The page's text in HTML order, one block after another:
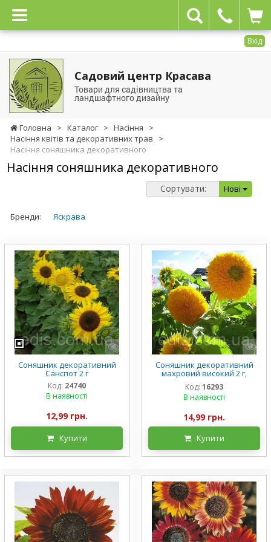
Вхід
Садовий центр Красава
Товари для садівництва та
ландшафтного дизайну
Головна > Каталог > Насіння
>
Насіння квітів та декоративних трав
>
Насіння соняшника декоративного
Насіння соняшника декоративного
Сортувати: Нові
Бренди: Яскрава
Соняшник декоративний
Санспот 2 г
Код: 24740
В наявності
12,99 грн.
Купити
Соняшник декоративний
махровий високий 2 г,
насіння Яскрава
Код: 16293
В наявності
14,99 грн.
Купити